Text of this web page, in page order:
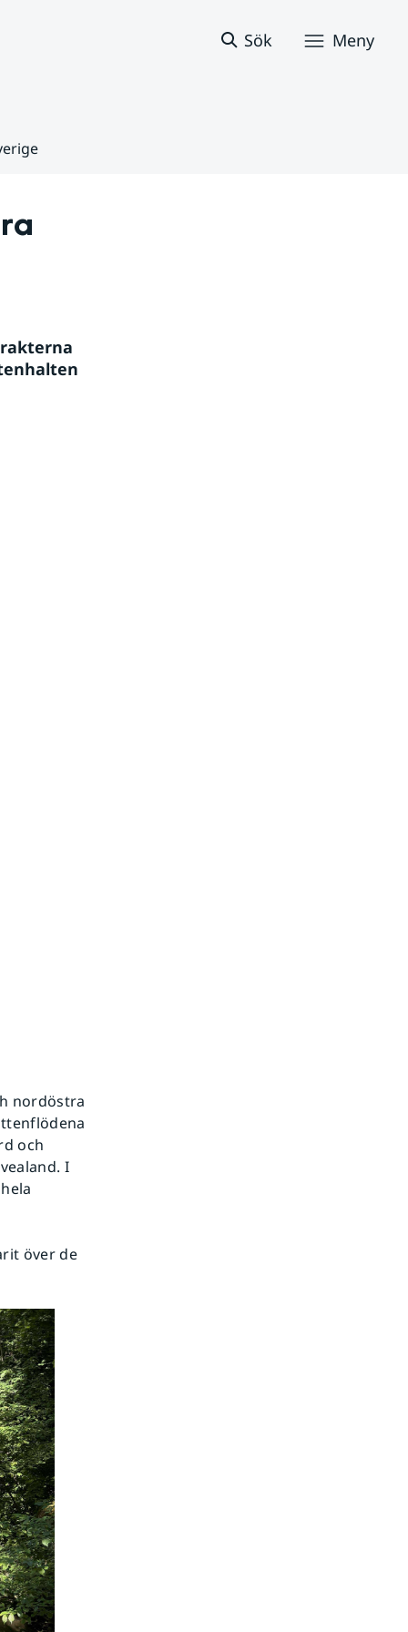
Sök Meny
nordöstra
och
I
över de